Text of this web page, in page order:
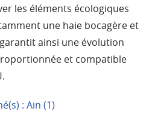
les éléments écologiques
une haie bocagère et
ainsi une évolution
et compatible
: Ain (1)